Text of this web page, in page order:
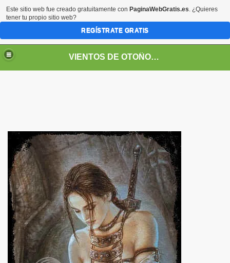
VIENTOS DE OTOÑO POR FANNY JEM WONG
-EDUCACIÓN -UNIVERSIDADES- ARTE-
LIBRES
Este sitio web fue creado gratuitamente con PaginaWebGratis.es. ¿Quieres
tener tu propio sitio web?
REGÍSTRATE GRATIS